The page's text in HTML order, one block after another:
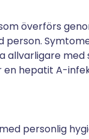
överförs
allvarligare
hepatit A-
personlig